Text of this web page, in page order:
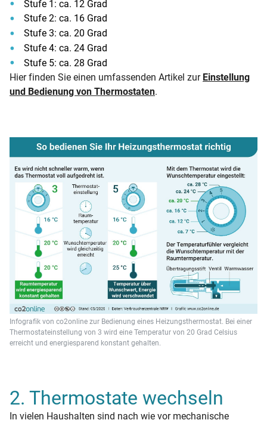
Stufe 1: ca. 12 Grad
Stufe 2: ca. 16 Grad
Stufe 3: ca. 20 Grad
Stufe 4: ca. 24 Grad
Stufe 5: ca. 28 Grad
Hier finden Sie einen umfassenden Artikel zur Einstellung
und Bedienung von Thermostaten.
Infografik von co2online zur Bedienung eines Heizungsthermostat. Bei einer
Thermostateinstellung von 3 wird eine Temperatur von 20 Grad Celsius
erreicht und energiesparend konstant gehalten.
2. Thermostate wechseln
In vielen Haushalten sind nach wie vor mechanische